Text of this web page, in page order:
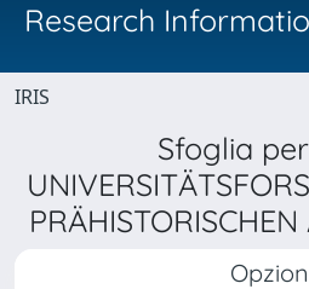
Research
IRIS
Sfoglia